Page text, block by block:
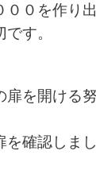
００を作り
す。
扉を開ける
確認しまし